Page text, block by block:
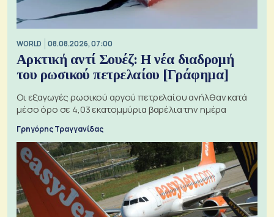
WORLD 08.08.2026, 07:00
Αρκτική αντί Σουέζ: Η νέα διαδρομή
του ρωσικού πετρελαίου [Γράφημα]
Οι εξαγωγές ρωσικού αργού πετρελαίου ανήλθαν κατά
μέσο όρο σε 4,03 εκατομμύρια βαρέλια την ημέρα
Γρηγόρης Τραγγανίδας